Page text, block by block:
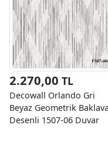
2.270,00 TL
Decowall Orlando Gri
Beyaz Geometrik Baklava
Desenli 1507-06 Duvar